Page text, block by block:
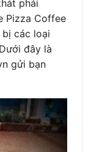
phải
Pizza Coffee
bị các loại
đây là
gửi bạn